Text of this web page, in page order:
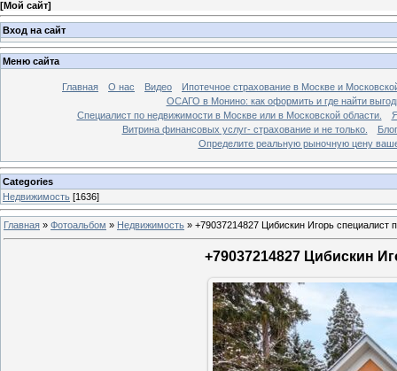
[Мой сайт]
Вход на сайт
Меню сайта
Главная О нас Видео
Ипотечное страхование в Москве и
ОСАГО в Монино: как оформить и где найти
Специалист по недвижимости в Москве или в Московской области.
Витрина финансовых услуг- страхование и не только.
Блог
Определите реальную рыночную цену
Categories
Недвижимость [1636]
Главная » Фотоальбом » Недвижимость » +79037214827 Цибискин Игорь специалист
+79037214827 Цибискин